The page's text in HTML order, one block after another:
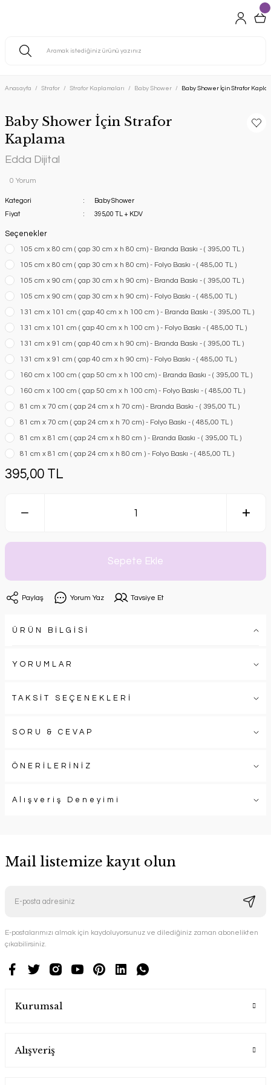
Anasayfa Strafor Strafor Kaplamaları Baby Shower Baby Shower İçin Strafor
Baby Shower İçin Strafor
Kaplama
Edda Dijital
0 Yorum
Kategori
Baby Shower
Fiyat
395,00 TL + KDV
Seçenekler
105 cm x 80 cm ( çap 30 cm x h 80 cm) - Branda Baskı - ( 395,00 TL )
105 cm x 80 cm ( çap 30 cm x h 80 cm) - Folyo Baskı - ( 485,00 TL )
105 cm x 90 cm ( çap 30 cm x h 90 cm) - Branda Baskı - ( 395,00 TL )
105 cm x 90 cm ( çap 30 cm x h 90 cm) - Folyo Baskı - ( 485,00 TL )
131 cm x 101 cm ( çap 40 cm x h 100 cm ) - Branda Baskı - ( 395,00 TL )
131 cm x 101 cm ( çap 40 cm x h 100 cm ) - Folyo Baskı - ( 485,00 TL )
131 cm x 91 cm ( çap 40 cm x h 90 cm) - Branda Baskı - ( 395,00 TL )
131 cm x 91 cm ( çap 40 cm x h 90 cm) - Folyo Baskı - ( 485,00 TL )
160 cm x 100 cm ( çap 50 cm x h 100 cm) - Branda Baskı - ( 395,00 TL )
160 cm x 100 cm ( çap 50 cm x h 100 cm) - Folyo Baskı - ( 485,00 TL )
81 cm x 70 cm ( çap 24 cm x h 70 cm) - Branda Baskı - ( 395,00 TL )
81 cm x 70 cm ( çap 24 cm x h 70 cm) - Folyo Baskı - ( 485,00 TL )
81 cm x 81 cm ( çap 24 cm x h 80 cm ) - Branda Baskı - ( 395,00 TL )
81 cm x 81 cm ( çap 24 cm x h 80 cm ) - Folyo Baskı - ( 485,00 TL )
395,00 TL
Sepete Ekle
Paylaş Yorum Yaz Tavsiye Et
ÜRÜN BİLGİSİ
YORUMLAR
TAKSİT SEÇENEKLERİ
SORU & CEVAP
ÖNERİLERİNİZ
Alışveriş Deneyimi
Mail listemize kayıt olun
E-postalarımızı almak için kaydoluyorsunuz ve dilediğiniz zaman abonelikten
çıkabilirsiniz.
Kurumsal
Alışveriş